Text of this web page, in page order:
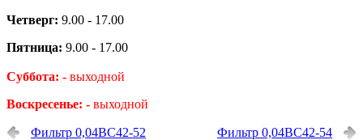
Четверг: 9.00 - 17.00
Пятница: 9.00 - 17.00
Суббота: - выходной
Воскресенье: - выходной
Фильтр 0,04ВС42-52 Фильтр 0,04ВС42-54